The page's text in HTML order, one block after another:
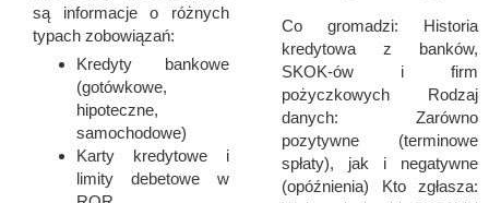
są informacje o różnych
typach zobowiązań:
Kredyty bankowe
(gotówkowe,
hipoteczne,
samochodowe)
Karty kredytowe i
limity debetowe w
Co gromadzi: Historia
kredytowa z banków,
SKOK-ów i firm
pożyczkowych Rodzaj
danych: Zarówno
pozytywne (terminowe
spłaty), jak i negatywne
(opóźnienia) Kto zgłasza: